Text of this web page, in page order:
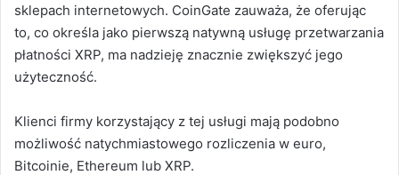
sklepach internetowych. CoinGate zauważa, że oferując
to, co określa jako pierwszą natywną usługę przetwarzania
płatności XRP, ma nadzieję znacznie zwiększyć jego
użyteczność.
Klienci firmy korzystający z tej usługi mają podobno
możliwość natychmiastowego rozliczenia w euro,
Bitcoinie, Ethereum lub XRP.